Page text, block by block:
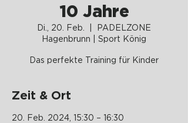
10 Jahre
Di., 20. Feb.
PADELZONE
Hagenbrunn | Sport König
Das perfekte Training für Kinder
Zeit & Ort
20. Feb. 2024, 15:30 – 16:30